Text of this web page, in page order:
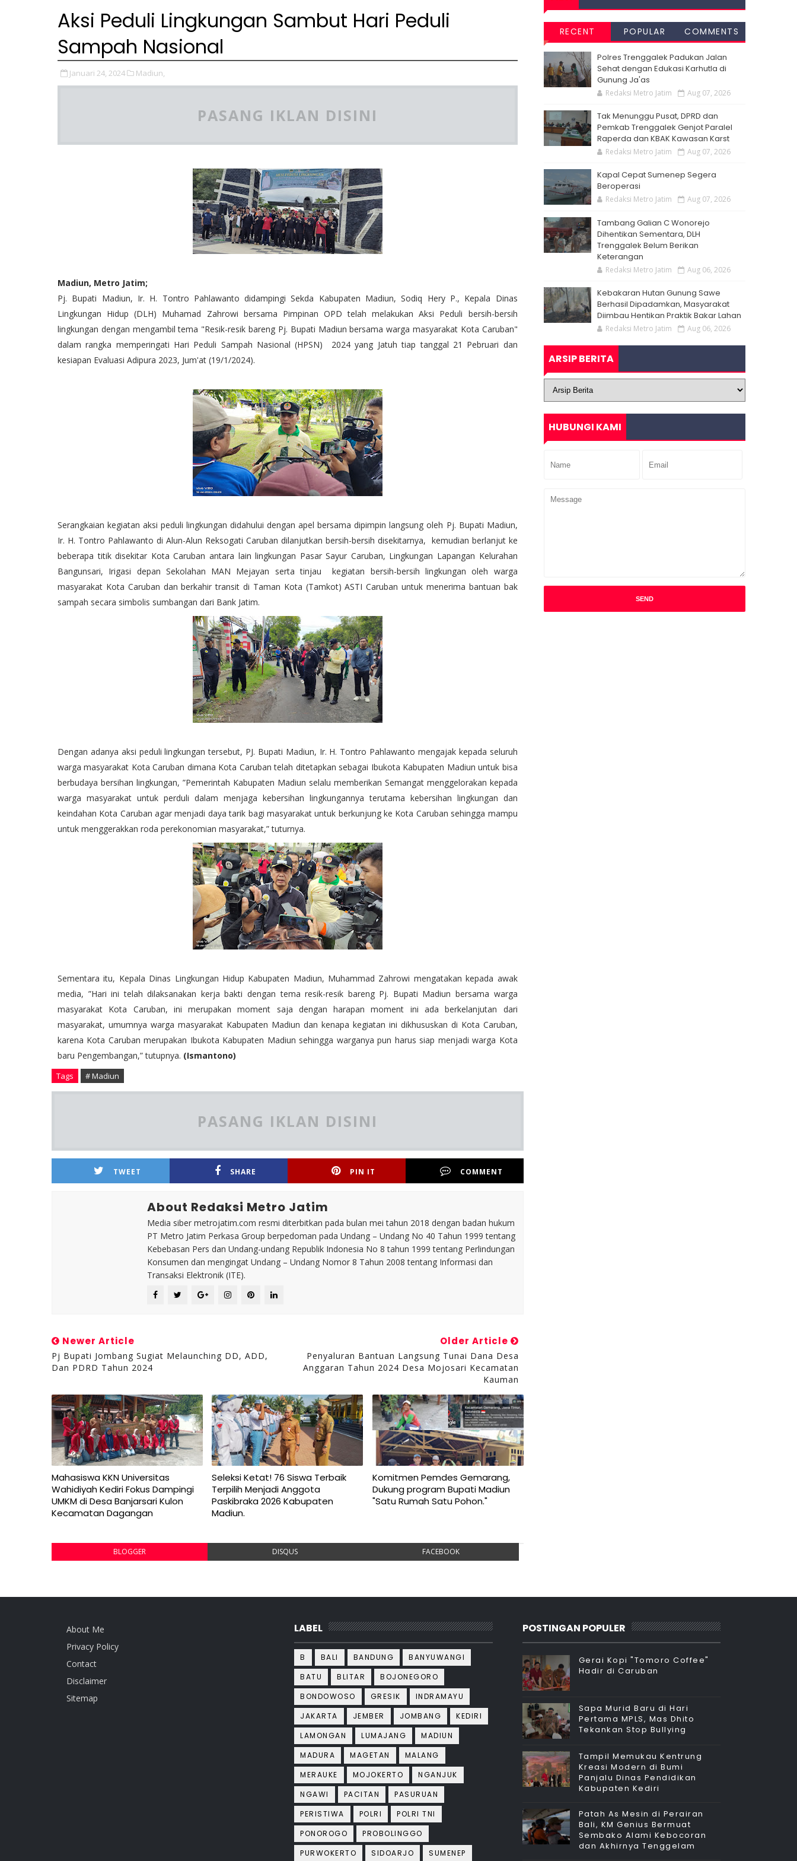
Aksi Peduli Lingkungan Sambut Hari Peduli
Sampah Nasional
Januari 24, 2024 Madiun,
PASANG IKLAN DISINI
Madiun, Metro Jatim;
Pj. Bupati Madiun, Ir. H. Tontro Pahlawanto didampingi Sekda Kabupaten Madiun, Sodiq Hery P., Kepala Dinas
Lingkungan Hidup (DLH) Muhamad Zahrowi bersama Pimpinan OPD telah melakukan Aksi Peduli bersih-bersih
lingkungan dengan mengambil tema "Resik-resik bareng Pj. Bupati Madiun bersama warga masyarakat Kota Caruban"
dalam rangka memperingati Hari Peduli Sampah Nasional (HPSN) 2024 yang Jatuh tiap tanggal 21 Pebruari dan
kesiapan Evaluasi Adipura 2023, Jum'at (19/1/2024).
Serangkaian kegiatan aksi peduli lingkungan didahului dengan apel bersama dipimpin langsung oleh Pj. Bupati Madiun,
Ir. H. Tontro Pahlawanto di Alun-Alun Reksogati Caruban dilanjutkan bersih-bersih disekitarnya, kemudian berlanjut ke
beberapa titik disekitar Kota Caruban antara lain lingkungan Pasar Sayur Caruban, Lingkungan Lapangan Kelurahan
Bangunsari, Irigasi depan Sekolahan MAN Mejayan serta tinjau kegiatan bersih-bersih lingkungan oleh warga
masyarakat Kota Caruban dan berkahir transit di Taman Kota (Tamkot) ASTI Caruban untuk menerima bantuan bak
sampah secara simbolis sumbangan dari Bank Jatim.
Dengan adanya aksi peduli lingkungan tersebut, PJ. Bupati Madiun, Ir. H. Tontro Pahlawanto mengajak kepada seluruh
warga masyarakat Kota Caruban dimana Kota Caruban telah ditetapkan sebagai Ibukota Kabupaten Madiun untuk bisa
berbudaya bersihan lingkungan, ”Pemerintah Kabupaten Madiun selalu memberikan Semangat menggelorakan kepada
warga masyarakat untuk perduli dalam menjaga kebersihan lingkungannya terutama kebersihan lingkungan dan
keindahan Kota Caruban agar menjadi daya tarik bagi masyarakat untuk berkunjung ke Kota Caruban sehingga mampu
untuk menggerakkan roda perekonomian masyarakat,” tuturnya.
Sementara itu, Kepala Dinas Lingkungan Hidup Kabupaten Madiun, Muhammad Zahrowi mengatakan kepada awak
media, ”Hari ini telah dilaksanakan kerja bakti dengan tema resik-resik bareng Pj. Bupati Madiun bersama warga
masyarakat Kota Caruban, ini merupakan moment saja dengan harapan moment ini ada berkelanjutan dari
masyarakat, umumnya warga masyarakat Kabupaten Madiun dan kenapa kegiatan ini dikhususkan di Kota Caruban,
karena Kota Caruban merupakan Ibukota Kabupaten Madiun sehingga warganya pun harus siap menjadi warga Kota
baru Pengembangan,” tutupnya. (Ismantono)
Tags # Madiun
PASANG IKLAN DISINI
TWEET SHARE PIN IT COMMENT
About Redaksi Metro Jatim
Media siber metrojatim.com resmi diterbitkan pada bulan mei tahun 2018 dengan badan hukum
PT Metro Jatim Perkasa Group berpedoman pada Undang – Undang No 40 Tahun 1999 tentang
Kebebasan Pers dan Undang-undang Republik Indonesia No 8 tahun 1999 tentang Perlindungan
Konsumen dan mengingat Undang – Undang Nomor 8 Tahun 2008 tentang Informasi dan
Transaksi Elektronik (ITE).
Newer Article
Pj Bupati Jombang Sugiat Melaunching DD, ADD,
Dan PDRD Tahun 2024
Older Article
Penyaluran Bantuan Langsung Tunai Dana Desa
Anggaran Tahun 2024 Desa Mojosari Kecamatan
Kauman
Mahasiswa KKN Universitas
Wahidiyah Kediri Fokus Dampingi
UMKM di Desa Banjarsari Kulon
Kecamatan Dagangan
Seleksi Ketat! 76 Siswa Terbaik
Terpilih Menjadi Anggota
Paskibraka 2026 Kabupaten
Madiun.
Komitmen Pemdes Gemarang,
Dukung program Bupati Madiun
"Satu Rumah Satu Pohon."
BLOGGER DISQUS FACEBOOK
RECENT POPULAR COMMENTS
Polres Trenggalek Padukan Jalan
Sehat dengan Edukasi Karhutla di
Gunung Ja'as
Redaksi Metro Jatim Aug 07, 2026
Tak Menunggu Pusat, DPRD dan
Pemkab Trenggalek Genjot Paralel
Raperda dan KBAK Kawasan Karst
Redaksi Metro Jatim Aug 07, 2026
Kapal Cepat Sumenep Segera
Beroperasi
Redaksi Metro Jatim Aug 07, 2026
Tambang Galian C Wonorejo
Dihentikan Sementara, DLH
Trenggalek Belum Berikan
Keterangan
Redaksi Metro Jatim Aug 06, 2026
Kebakaran Hutan Gunung Sawe
Berhasil Dipadamkan, Masyarakat
Diimbau Hentikan Praktik Bakar Lahan
Redaksi Metro Jatim Aug 06, 2026
ARSIP BERITA
HUBUNGI KAMI
About Me
Privacy Policy
Contact
Disclaimer
Sitemap
LABEL
B BALI BANDUNG
BANYUWANGI
BATU
BLITAR
BOJONEGORO
BONDOWOSO
GRESIK
INDRAMAYU
JAKARTA
JEMBER JOMBANG
KEDIRI
LAMONGAN
LUMAJANG
MADIUN
MADURA
MAGETAN
MALANG
MERAUKE
MOJOKERTO
NGANJUK
NGAWI
PACITAN
PASURUAN
PERISTIWA
POLRI
POLRI TNI
PONOROGO
PROBOLINGGO
PURWOKERTO
SIDOARJO SUMENEP
POSTINGAN POPULER
Gerai Kopi "Tomoro Coffee"
Hadir di Caruban
Sapa Murid Baru di Hari
Pertama MPLS, Mas Dhito
Tekankan Stop Bullying
Tampil Memukau Kentrung
Kreasi Modern di Bumi
Panjalu Dinas Pendidikan
Kabupaten Kediri
Patah As Mesin di Perairan
Bali, KM Genius Bermuat
Sembako Alami Kebocoran
dan Akhirnya Tenggelam